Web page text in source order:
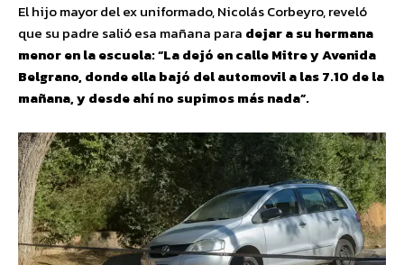
El hijo mayor del ex uniformado, Nicolás Corbeyro, reveló
que su padre salió esa mañana para dejar a su hermana
menor en la escuela: “La dejó en calle Mitre y Avenida
Belgrano, donde ella bajó del automovil a las 7.10 de la
mañana, y desde ahí no supimos más nada”.